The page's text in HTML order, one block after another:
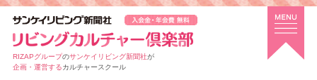
RIZAPグループのサンケイリビング新聞社が
企画・運営するカルチャースクール